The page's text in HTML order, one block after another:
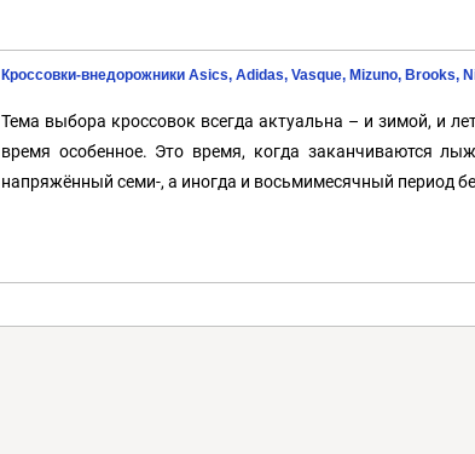
Кроссовки-внедорожники Asics, Adidas, Vasque, Mizuno, Brooks,
Тема выбора кроссовок всегда актуальна – и зимой, и
время особенное. Это время, когда заканчиваются
напряжённый семи-, а иногда и восьмимесячный период